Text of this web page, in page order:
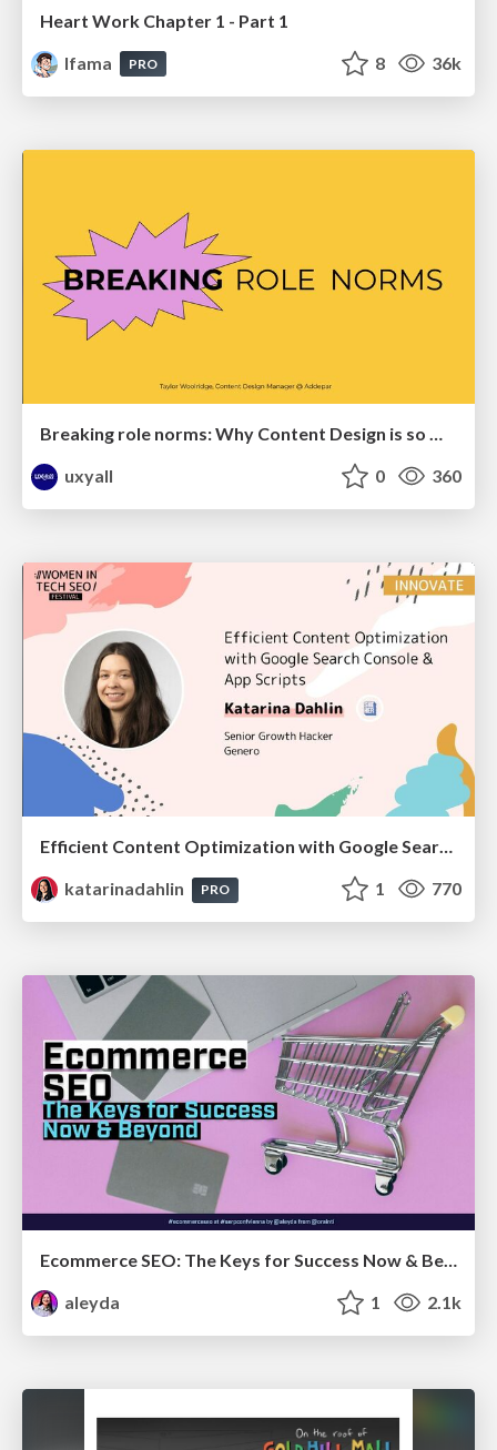
Heart Work Chapter 1 - Part 1
lfama
PRO 8 36k
Breaking role norms: Why Content Design is so much more than writing copy - Taylor Woolridge
uxyall
0 360
Efficient Content Optimization with Google Search Console & Apps Script
katarinadahlin
PRO 1 770
Ecommerce SEO: The Keys for Success Now & Beyond - #SERPConf2024
aleyda
1 2.1k